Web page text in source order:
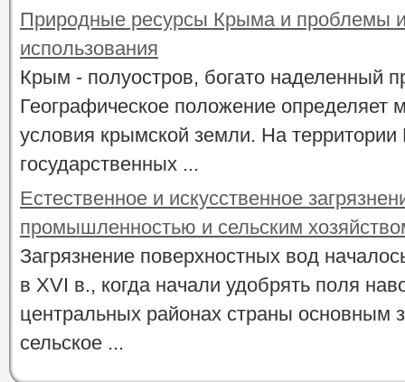
Природные ресурсы Крыма и проблемы
использования
Крым - полуостров, богато наделенный
Географическое положение определяет
условия крымской земли. На
государственных ...
Естественное и искусственное
промышленностью и сельским
Загрязнение поверхностных вод
в XVI в., когда начали удобрять поля
центральных районах страны основным
сельское ...